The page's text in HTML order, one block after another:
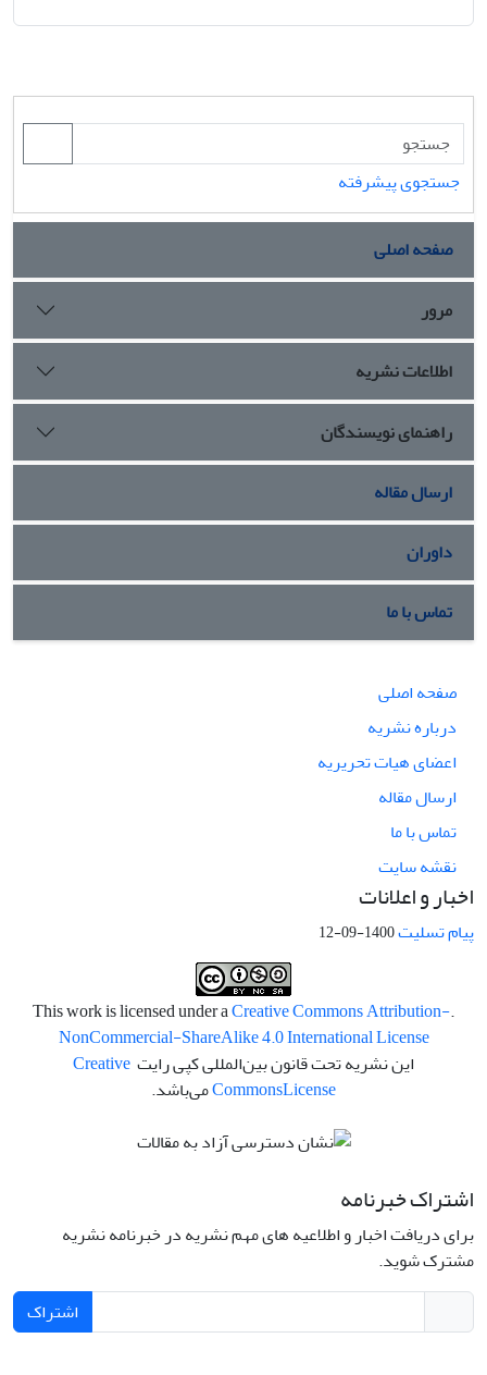
جستجوی پیشرفته
صفحه اصلی
مرور
اطلاعات نشریه
راهنمای نویسندگان
ارسال مقاله
داوران
تماس با ما
صفحه اصلی
درباره نشریه
اعضای هیات تحریریه
ارسال مقاله
تماس با ما
نقشه سایت
اخبار و اعلانات
پیام تسلیت1400-09-12
.This work is licensed under a
Creative Commons Attribution-
NonCommercial-ShareAlike 4.0 International License
این نشریه تحت قانون بین‌المللی کپی رایت Creative
CommonsLicense می‌باشد.
اشتراک خبرنامه
برای دریافت اخبار و اطلاعیه های مهم نشریه در خبرنامه نشریه
مشترک شوید.
اشتراک